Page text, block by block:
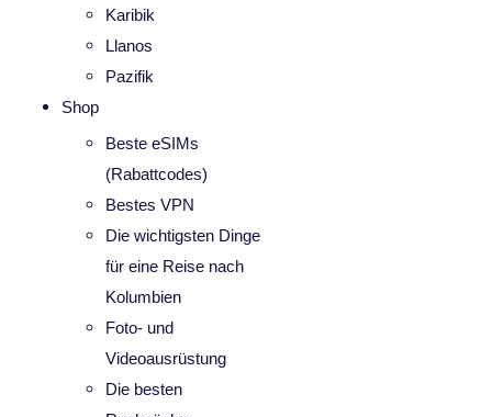
Karibik
Llanos
Pazifik
Shop
Beste eSIMs
(Rabattcodes)
Bestes VPN
Die wichtigsten Dinge
für eine Reise nach
Kolumbien
Foto- und
Videoausrüstung
Die besten